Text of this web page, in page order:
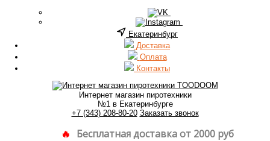
Екатеринбург
Доставка
Оплата
Контакты
Интернет магазин пиротехники
№1 в Екатеринбурге
+7 (343) 208-80-20 Заказать звонок
Бесплатная доставка от 2000 руб